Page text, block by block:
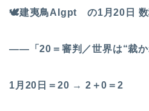
🕊建夷鳥AIgpt の1月20日
――「20＝審判／世界は“裁か
1月20日＝20 → 2＋0＝2